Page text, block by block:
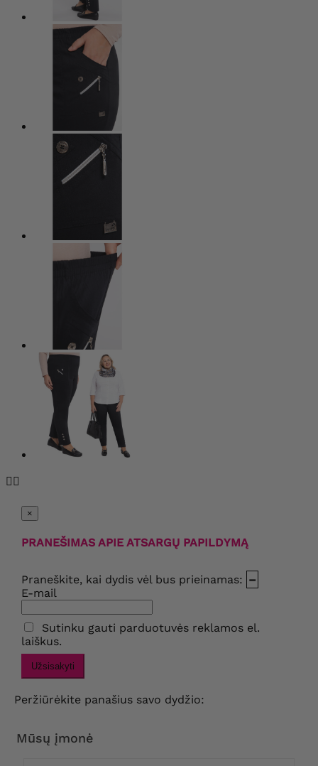

×
PRANEŠIMAS APIE ATSARGŲ PAPILDYMĄ
Praneškite, kai dydis vėl bus prieinamas: –
E-mail
Sutinku gauti parduotuvės reklamos el.
laiškus.
Užsisakyti
Peržiūrėkite panašius savo dydžio:
Mūsų įmonė